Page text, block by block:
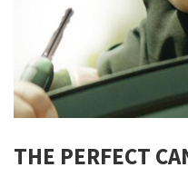
THE PERFECT